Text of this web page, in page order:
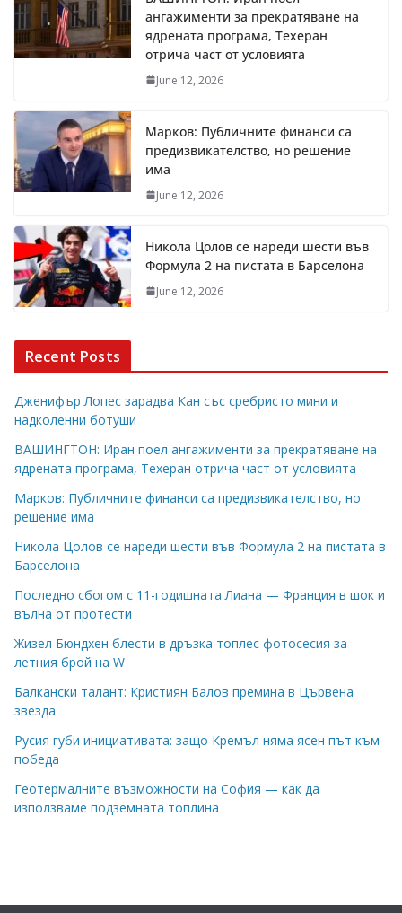
ангажименти за прекратяване на
ядрената програма, Техеран
отрича част от условията
June 12, 2026
Марков: Публичните финанси са
предизвикателство, но решение
има
June 12, 2026
Никола Цолов се нареди шести във
Формула 2 на пистата в Барселона
June 12, 2026
Recent Posts
Дженифър Лопес зарадва Кан със сребристо мини и
надколенни ботуши
ВАШИНГТОН: Иран поел ангажименти за прекратяване на
ядрената програма, Техеран отрича част от условията
Марков: Публичните финанси са предизвикателство, но
решение има
Никола Цолов се нареди шести във Формула 2 на пистата в
Барселона
Последно сбогом с 11-годишната Лиана — Франция в шок и
вълна от протести
Жизел Бюндхен блести в дръзка топлес фотосесия за
летния брой на W
Балкански талант: Кристиян Балов премина в Цървена
звезда
Русия губи инициативата: защо Кремъл няма ясен път към
победа
Геотермалните възможности на София — как да
използваме подземната топлина